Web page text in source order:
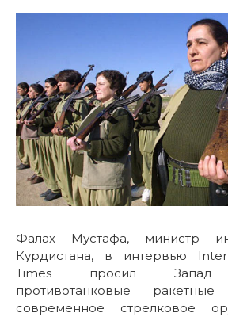
Фалах Мустафа, министр
Курдистана, в интервью
Times просил Запад
противотанковые
современное стрелковое